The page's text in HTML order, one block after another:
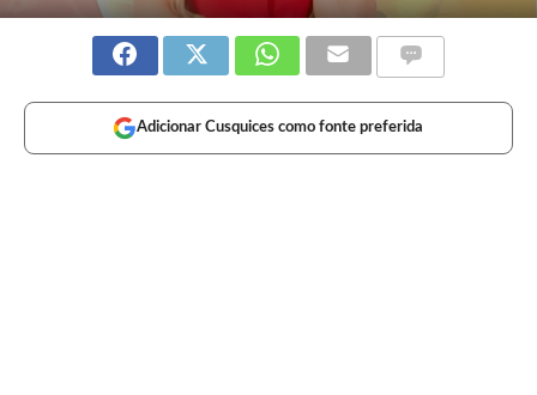
Adicionar Cusquices como fonte preferida